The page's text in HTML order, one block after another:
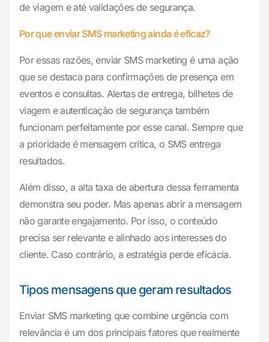
de viagem e até validações de segurança.
Por que enviar SMS marketing ainda é eficaz?
Por essas razões, enviar SMS marketing é uma ação
que se destaca para confirmações de presença em
eventos e consultas. Alertas de entrega, bilhetes de
viagem e autenticação de segurança também
funcionam perfeitamente por esse canal. Sempre que
a prioridade é mensagem crítica, o SMS entrega
resultados.
Além disso, a alta taxa de abertura dessa ferramenta
demonstra seu poder. Mas apenas abrir a mensagem
não garante engajamento. Por isso, o conteúdo
precisa ser relevante e alinhado aos interesses do
cliente. Caso contrário, a estratégia perde eficácia.
Tipos mensagens que geram resultados
Enviar SMS marketing que combine urgência com
relevância é um dos principais fatores que realmente